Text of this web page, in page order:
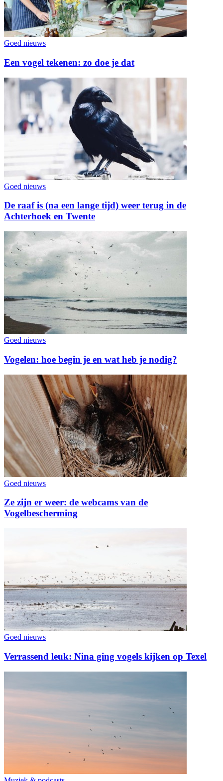
Goed nieuws
Een vogel tekenen: zo doe je dat
Goed nieuws
De raaf is (na een lange tijd) weer terug in de
Achterhoek en Twente
Goed nieuws
Vogelen: hoe begin je en wat heb je nodig?
Goed nieuws
Ze zijn er weer: de webcams van de
Vogelbescherming
Goed nieuws
Verrassend leuk: Nina ging vogels kijken op Texel